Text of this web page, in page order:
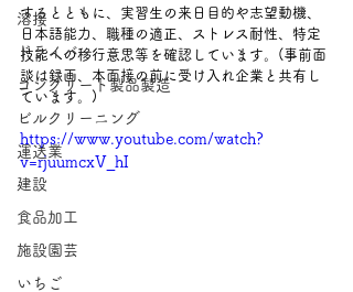
溶接
ドライバー
コンクリート製品製造
ビルクリーニング
運送業
建設
食品加工
施設園芸
いちご
するとともに、実習生の来日目的や志望動機、
日本語能力、職種の適正、ストレス耐性、特定
技能への移行意思等を確認しています。(事前面
談は録画、本面接の前に受け入れ企業と共有し
ています。)
https://www.youtube.com/watch?
v=rjuumcxV_hI